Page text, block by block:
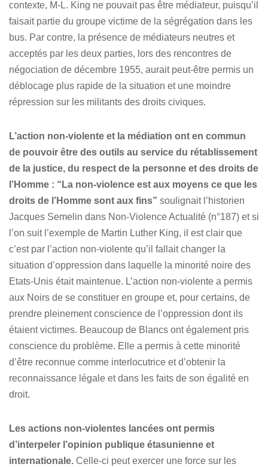
contexte, M-L. King ne pouvait pas être médiateur, puisqu’il
faisait partie du groupe victime de la ségrégation dans les
bus. Par contre, la présence de médiateurs neutres et
acceptés par les deux parties, lors des rencontres de
négociation de décembre 1955, aurait peut-être permis un
déblocage plus rapide de la situation et une moindre
répression sur les militants des droits civiques.
L’action non-violente et la médiation ont en commun
de pouvoir être des outils au service du rétablissement
de la justice, du respect de la personne et des droits de
l’Homme : “La non-violence est aux moyens ce que les
droits de l’Homme sont aux fins” soulignait l’historien
Jacques Semelin dans Non-Violence Actualité (n°187) et si
l’on suit l’exemple de Martin Luther King, il est clair que
c’est par l’action non-violente qu’il fallait changer la
situation d’oppression dans laquelle la minorité noire des
Etats-Unis était maintenue. L’action non-violente a permis
aux Noirs de se constituer en groupe et, pour certains, de
prendre pleinement conscience de l’oppression dont ils
étaient victimes. Beaucoup de Blancs ont également pris
conscience du problème. Elle a permis à cette minorité
d’être reconnue comme interlocutrice et d’obtenir la
reconnaissance légale et dans les faits de son égalité en
droit.
Les actions non-violentes lancées ont permis
d’interpeler l’opinion publique étasunienne et
internationale. Celle-ci peut exercer une force sur les